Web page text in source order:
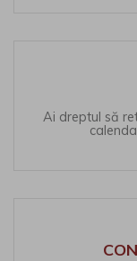
Ai dreptul să